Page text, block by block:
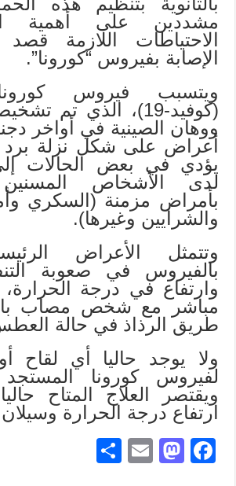
مشددين على أهمية
الاحتياطات اللازمة
الإصابة بفيروس “كورونا”.
ويتسبب فيروس
(كوفيد-19)، الذي تم
أعراض على شكل نزلة برد
يؤدي في بعض الحالات
لدى الأشخاص المسنين
بأمراض مزمنة (السكري
والشرايين وغيرها).
وتتمثل الأعراض
بالفيروس في صعوبة
وارتفاع في درجة
مباشر مع شخص مصاب
طريق الرذاذ في حالة
ولا يوجد حاليا أي لقاح
ويقتصر العلاج المتاح
ارتفاع درجة الحرارة
Fa
M
E